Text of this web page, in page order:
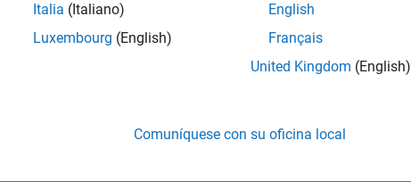
Italia (Italiano)
Luxembourg (English)
English
Français
United Kingdom (English)
Comuníquese con su oficina local